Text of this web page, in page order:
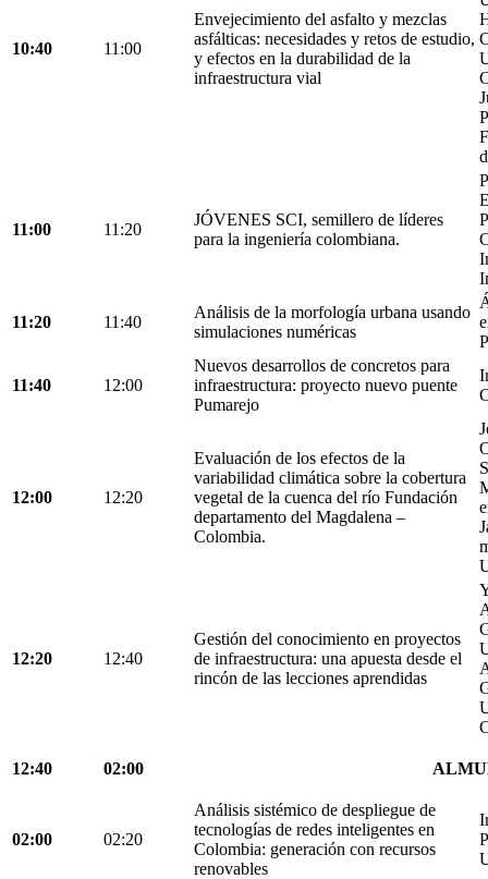
10:40 11:00
Envejecimiento del asfalto y mezclas
asfálticas: necesidades y retos de estudio,
y efectos en la durabilidad de la
infraestructura vial
11:00 11:20
JÓVENES SCI, semillero de líderes
para la ingeniería colombiana.
11:20 11:40
Análisis de la morfología urbana usando
simulaciones numéricas
11:40 12:00
Nuevos desarrollos de concretos para
infraestructura: proyecto nuevo puente
Pumarejo
12:00 12:20
Evaluación de los efectos de la
variabilidad climática sobre la cobertura
vegetal de la cuenca del río Fundación
departamento del Magdalena –
Colombia.
12:20 12:40
Gestión del conocimiento en proyectos
de infraestructura: una apuesta desde el
rincón de las lecciones aprendidas
12:40 02:00
02:00 02:20
Análisis sistémico de despliegue de
tecnologías de redes inteligentes en
Colombia: generación con recursos
renovables